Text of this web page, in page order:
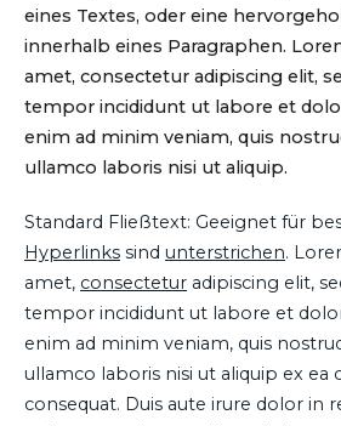
eines Textes, oder eine
innerhalb eines Paragraphen.
amet, consectetur adipiscing elit,
tempor incididunt ut labore et
enim ad minim veniam, quis
ullamco laboris nisi ut aliquip.
Standard Fließtext: Geeignet für
Hyperlinks sind unterstrichen.
amet, consectetur adipiscing elit,
tempor incididunt ut labore et
enim ad minim veniam, quis
ullamco laboris nisi ut aliquip ex ea
consequat. Duis aute irure dolor in